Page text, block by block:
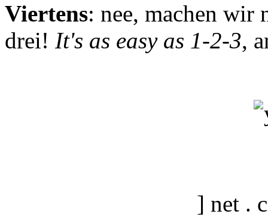
Viertens: nee, machen wir
drei! It's as easy as 1-2-3,
] net .